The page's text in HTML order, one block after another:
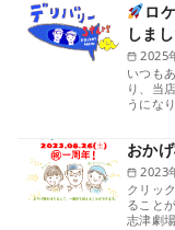
2025
ロ
しま
いつも
り、当
うにな
2023
おか
クリッ
ること
志津劇